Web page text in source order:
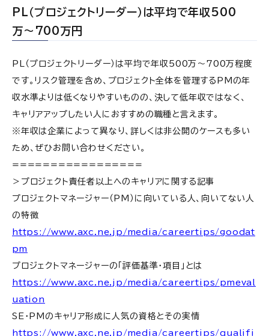
PL（プロジェクトリーダー）は平均で年収500
万〜700万円
PL（プロジェクトリーダー）は平均で年収500万〜700万程度
です。リスク管理を含め、プロジェクト全体を管理するPMの年
収水準よりは低くなりやすいものの、決して低年収ではなく、
キャリアアップしたい人におすすめの職種と言えます。
※年収は企業によって異なり、詳しくは非公開のケースも多い
ため、ぜひお問い合わせください。
=================
＞プロジェクト責任者以上へのキャリアに関する記事
プロジェクトマネージャー（PM）に向いている人、向いてない人
の特徴
https://www.axc.ne.jp/media/careertips/goodat
pm
プロジェクトマネージャーの「評価基準・項目」とは
https://www.axc.ne.jp/media/careertips/pmeval
uation
SE・PMのキャリア形成に人気の資格とその実情
https://www.axc.ne.jp/media/careertips/qualifi